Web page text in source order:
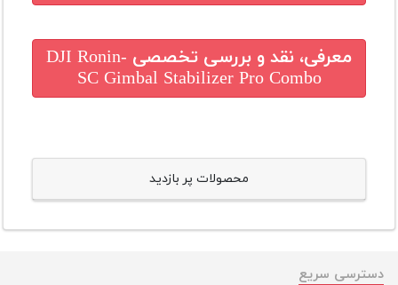
معرفی، نقد و بررسی تخصصی DJI Ronin-
SC Gimbal Stabilizer Pro Combo
محصولات پر بازدید
دسترسی سریع